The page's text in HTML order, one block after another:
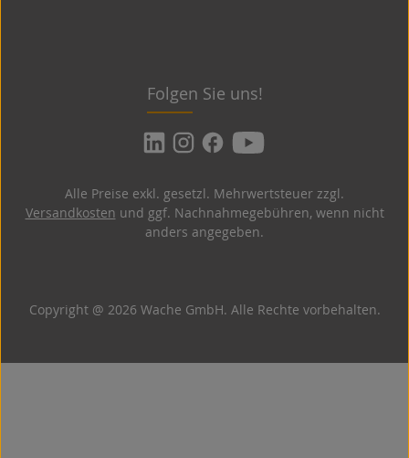
Folgen Sie uns!
Copyright @ 2026 Wache GmbH. Alle Rechte vorbehalten.
Alle Preise exkl. gesetzl. Mehrwertsteuer zzgl.
Versandkosten und ggf. Nachnahmegebühren, wenn nicht
anders angegeben.